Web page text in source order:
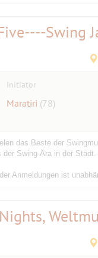
Swing
Initiator
Maratiri (78)
das Beste der
Swing-Ära in der Stadt.
Anmeldungen ist